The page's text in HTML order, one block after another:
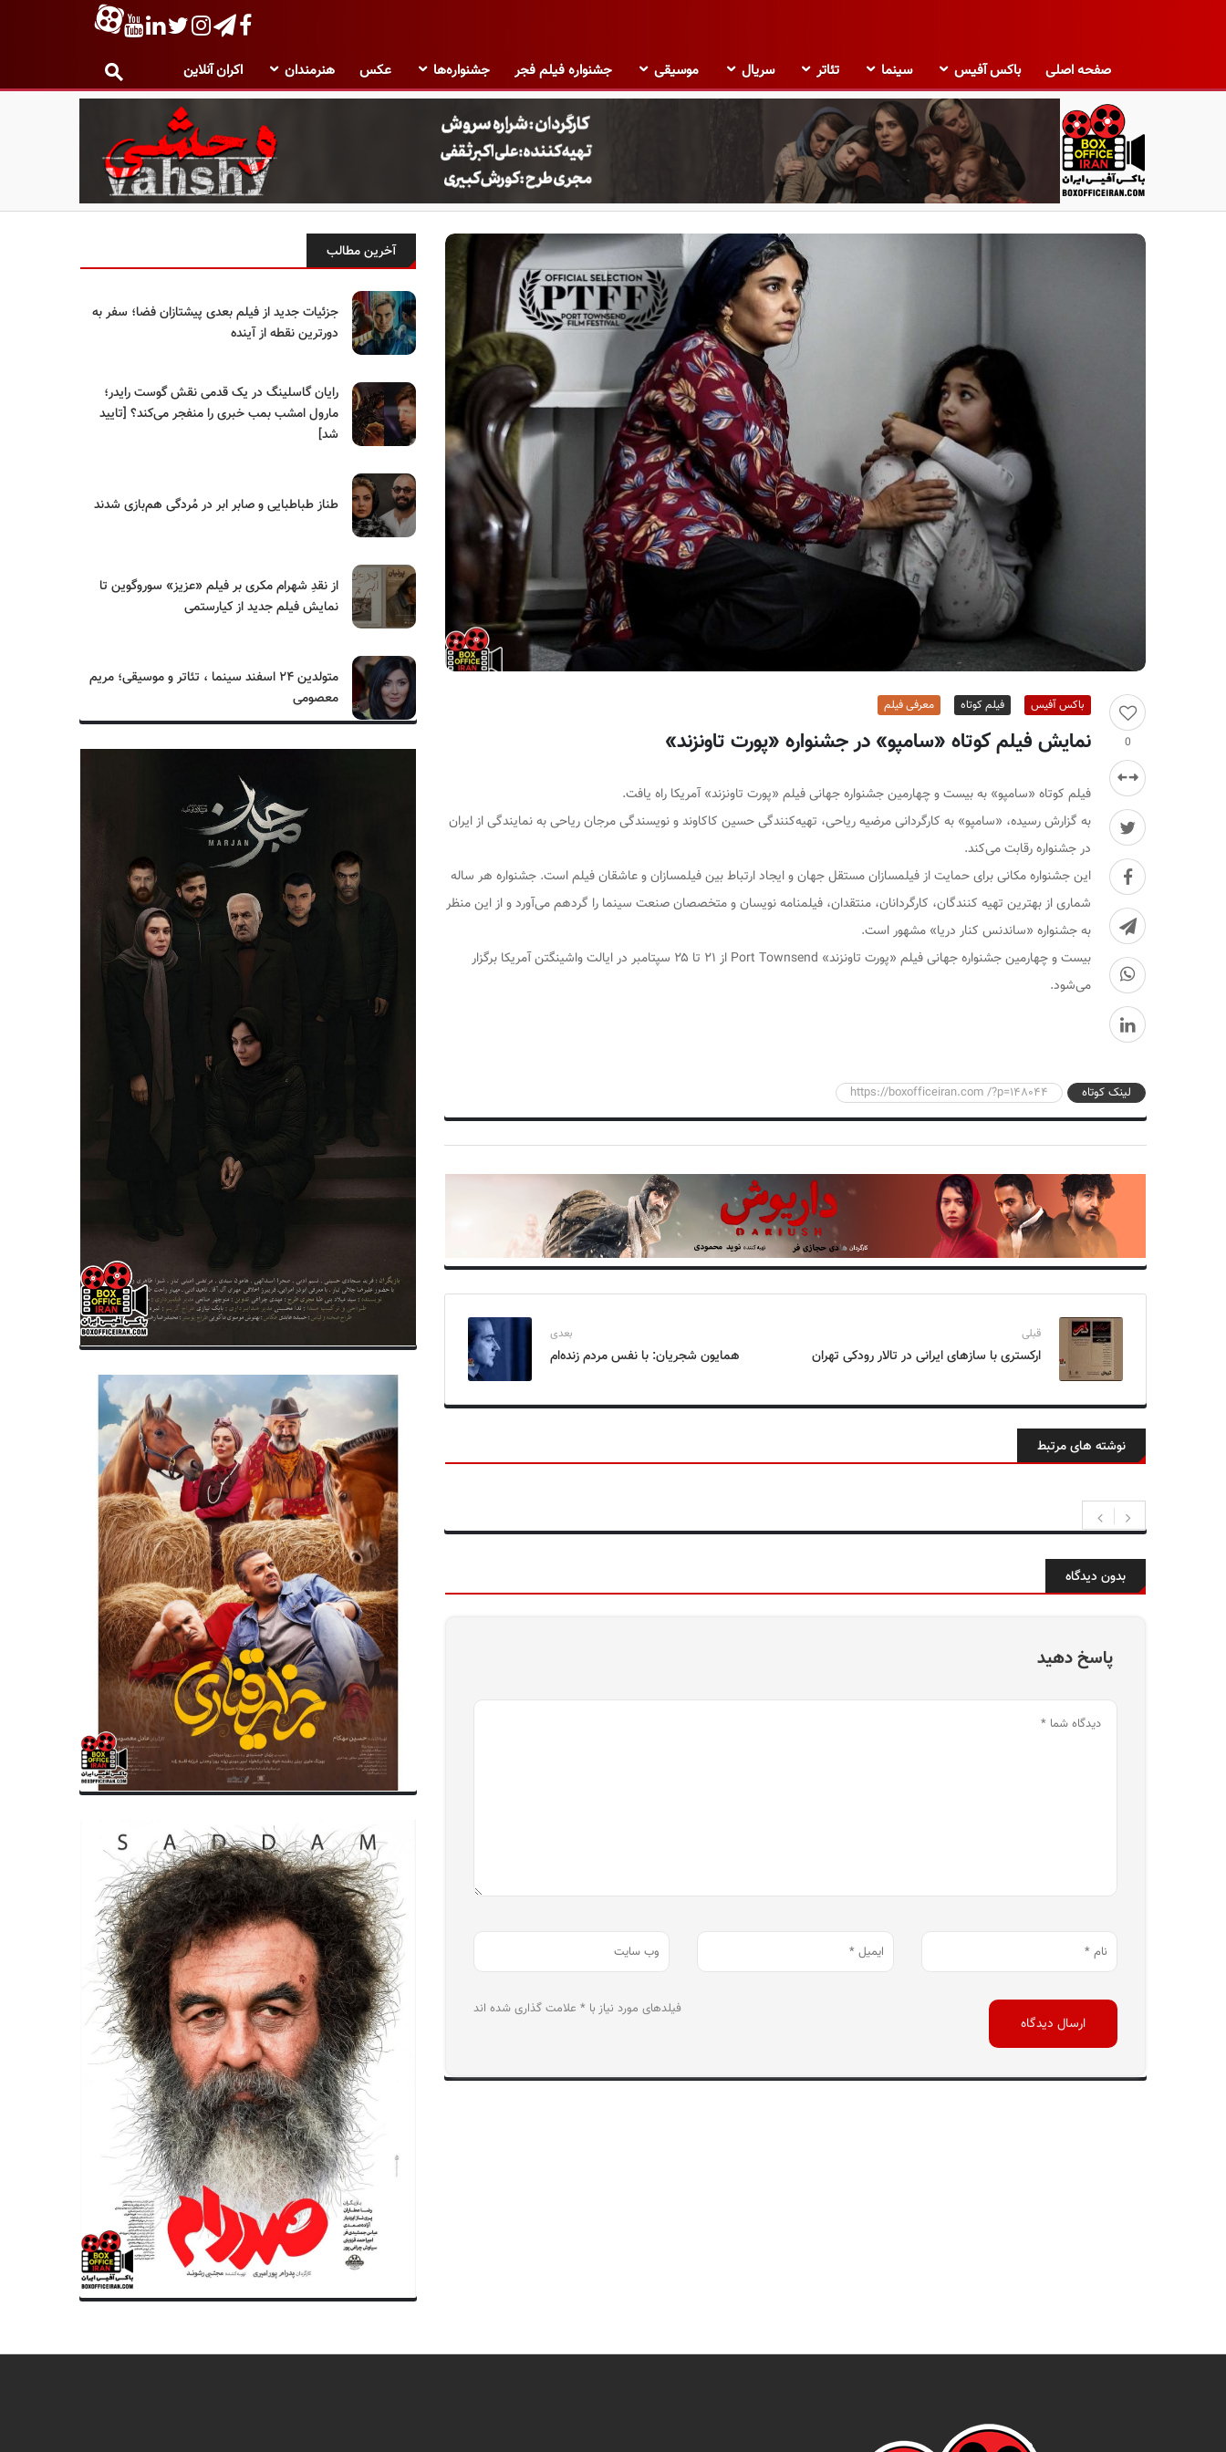
صفحه اصلی باکس آفیس سینما تئاتر سریال موسیقی جشنواره فیلم فجر جشنواره‌ها عکس هنرمندان اکران آنلاین
ب
ک
0
باکس آفیس فیلم کوتاه معرفی فیلم
نمایش فیلم کوتاه «سامپو» در جشنواره «پورت تاونزند»
فیلم کوتاه «سامپو» به بیست و چهارمین جشنواره جهانی فیلم «پورت تاونزند» آمریکا راه یافت.
به گزارش رسیده، «سامپو» به کارگردانی مرضیه ریاحی، تهیه‌کنندگی حسین کاکاوند و نویسندگی مرجان ریاحی به نمایندگی از ایران
در جشنواره رقابت می‌کند.
این جشنواره مکانی برای حمایت از فیلمسازان مستقل جهان و ایجاد ارتباط بین فیلمسازان و عاشقان فیلم است. جشنواره هر ساله
شماری از بهترین تهیه کنندگان، کارگردانان، منتقدان، فیلمنامه نویسان و متخصصان صنعت سینما را گردهم می‌آورد و از این منظر
به جشنواره «ساندنس کنار دریا» مشهور است.
بیست و چهارمین جشنواره جهانی فیلم «پورت تاونزند» Port Townsend از ۲۱ تا ۲۵ سپتامبر در ایالت واشینگتن آمریکا برگزار
می‌شود.
لینک کوتاه https://boxofficeiran.com /?p=148044
قبلی
ارکستری با سازهای ایرانی در تالار رودکی تهران
بعدی
همایون شجریان: با نفس مردم‌ زنده‌ام
نوشته های مرتبط
بدون دیدگاه
پاسخ دهید
فیلدهای مورد نیاز با * علامت گذاری شده اند
آخرین مطالب
جزئیات جدید از فیلم بعدی پیشتازان فضا؛ سفر به
دورترین نقطه از آینده
رایان گاسلینگ در یک قدمی نقش گوست رایدر؛
مارول امشب بمب خبری را منفجر می‌کند؟ [تایید
شد]
طناز طباطبایی و صابر ابر در مُردگی هم‌بازی شدند
از نقدِ شهرام مکری بر فیلم «عزیز» سوروگوین تا
نمایش فیلم جدید از کیارستمی
متولدین ۲۴ اسفند سینما ، تئاتر و موسیقی؛ مریم
معصومی